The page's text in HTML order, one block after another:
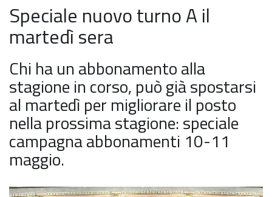
Speciale nuovo turno A il
martedì sera
Chi ha un abbonamento alla
stagione in corso, può già spostarsi
al martedì per migliorare il posto
nella prossima stagione: speciale
campagna abbonamenti 10-11
maggio.